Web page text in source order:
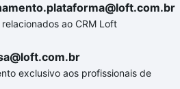
ao CRM Loft
exclusivo aos profissionais de